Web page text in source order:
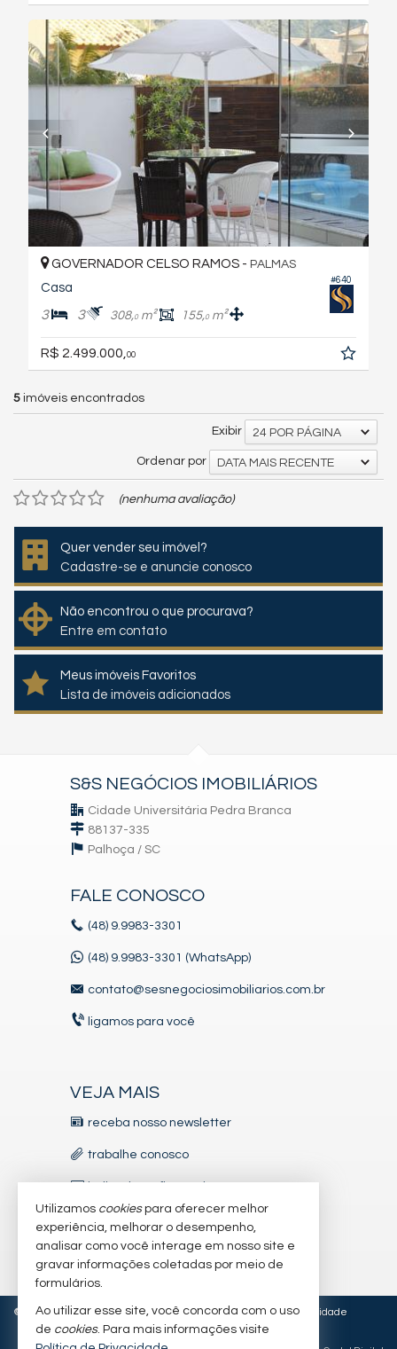
#640
GOVERNADOR CELSO RAMOS - PALMAS
Casa
3 3 308,0m² 155,0m²
R$ 2.499.000, 00
5 imóveis encontrados
Exibir 24 POR PÁGINA
Ordenar por DATA MAIS RECENTE
(nenhuma avaliação)
Quer vender seu imóvel?
Cadastre-se e anuncie conosco
Não encontrou o que procurava?
Entre em contato
Meus imóveis Favoritos
Lista de imóveis adicionados
S&S NEGÓCIOS IMOBILIÁRIOS
Cidade Universitária Pedra Branca
88137-335
Palhoça / SC
FALE CONOSCO
(48) 9.9983-3301
(48) 9.9983-3301 (WhatsApp)
contato@sesnegociosimobiliarios.com.br
ligamos para você
VEJA MAIS
receba nosso newsletter
trabalhe conosco
imóveis favoritos
mapa de imóveis
© 2026 CRECI/SC 5.827-J • CNAI 27126 Política de Privacidade
Utilizamos cookiespara oferecer melhor
experiência, melhorar o desempenho,
analisar como você interage em nosso site e
gravar informações coletadas por meio de
formulários.
Ao utilizar esse site, você concorda com o uso
de cookies. Para mais informações visite